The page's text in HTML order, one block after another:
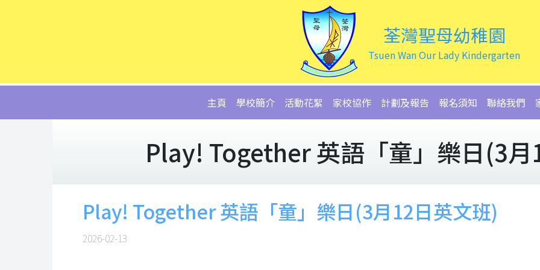
荃灣聖母幼稚園
Tsuen Wan Our Lady Kindergarten
主頁 學校簡介 活動花絮 家校協作 計劃及報告 報名須知 聯絡我們
Play! Together 英語「童」樂日(3
Play! Together 英語「童」樂日(3月12日英文班)
2026-02-13